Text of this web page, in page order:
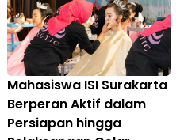
Mahasiswa ISI Surakarta
Berperan Aktif dalam
Persiapan hingga